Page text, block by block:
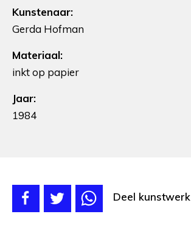
Kunstenaar:
Gerda Hofman
Materiaal:
inkt op papier
Jaar:
1984
Deel kunstwerk